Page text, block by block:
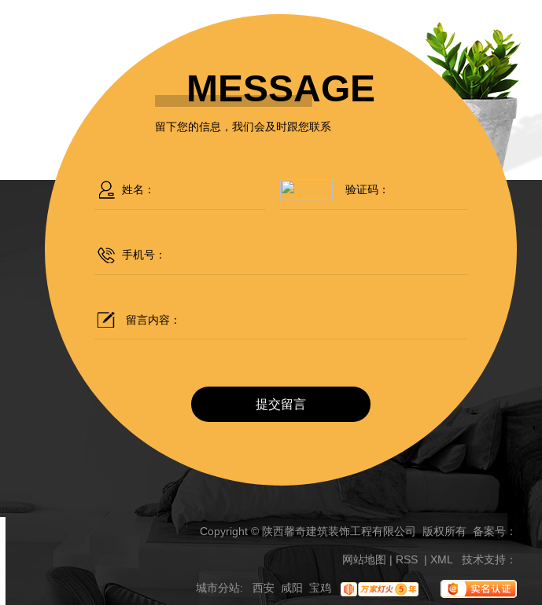
MESSAGE
留下您的信息，我们会及时跟您联系
提交留言
Copyright © 陕西馨奇建筑装饰工程有限公司 版权所有 备案号：
网站地图 | RSS | XML 技术支持：
城市分站: 西安 咸阳 宝鸡